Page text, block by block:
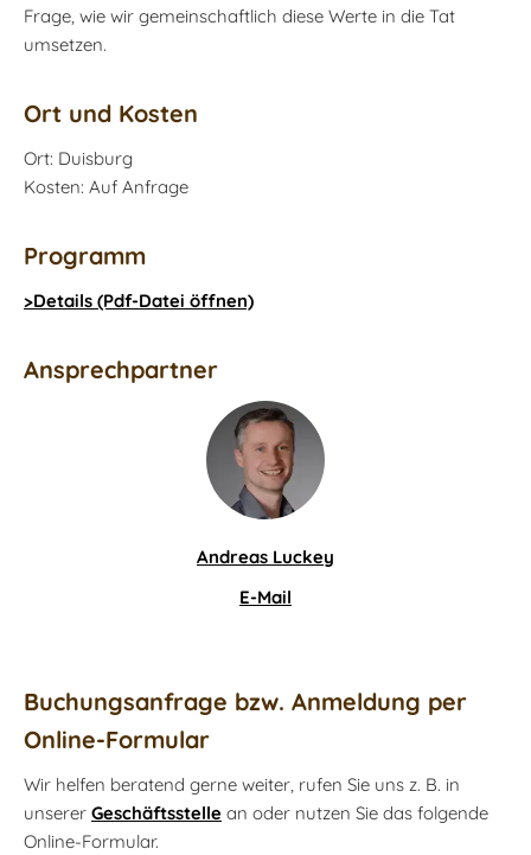
Frage, wie wir gemeinschaftlich diese Werte in die Tat
umsetzen.
Ort und Kosten
Ort: Duisburg
Kosten: Auf Anfrage
Programm
>Details (Pdf-Datei öffnen)
Ansprechpartner
Andreas Luckey
E-Mail
Buchungsanfrage bzw. Anmeldung per
Online-Formular
Wir helfen beratend gerne weiter, rufen Sie uns z. B. in
unserer Geschäftsstelle an oder nutzen Sie das folgende
Online-Formular.